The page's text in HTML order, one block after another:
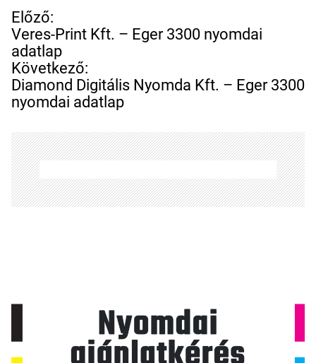
B
e
j
e
g
y
z
é
s
n
a
v
ó
Előző:
Veres-Print Kft. – Eger 3300 nyomdai
adatlap
Következő:
Diamond Digitális Nyomda Kft. – Eger 3300
nyomdai adatlap